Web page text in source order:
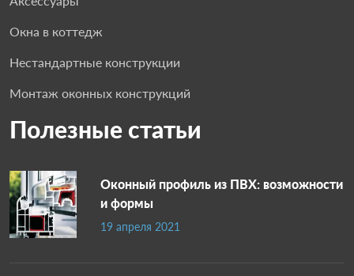
Окна в коттедж
Нестандартные конструкции
Монтаж оконных конструкций
Полезные статьи
Оконный профиль из ПВХ: возможности
и формы
19 апреля 2021